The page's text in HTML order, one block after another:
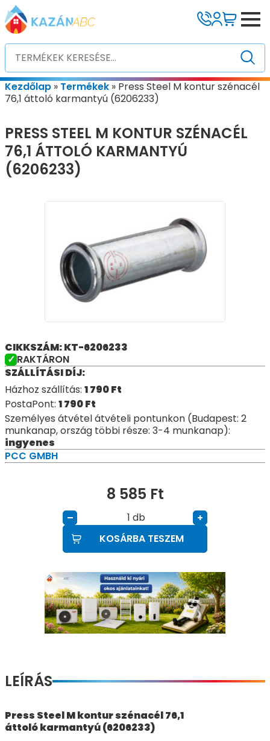
Kezdőlap » Termékek » Press Steel M kontur szénacél
76,1 áttoló karmantyú (6206233)
PRESS STEEL M KONTUR SZÉNACÉL
76,1 ÁTTOLÓ KARMANTYÚ
(6206233)
CIKKSZÁM: KT-6206233
RAKTÁRON
SZÁLLÍTÁSI DÍJ:
Házhoz szállítás: 1 790Ft
PostaPont: 1 790Ft
Személyes átvétel átvételi pontunkon (Budapest: 2
munkanap, ország többi része: 3-4 munkanap):
ingyenes
PCC GMBH
8 585 Ft
– db
+
KOSÁRBA TESZEM
LEÍRÁS
Press Steel M kontur szénacél 76,1
áttoló karmantyú (6206233)